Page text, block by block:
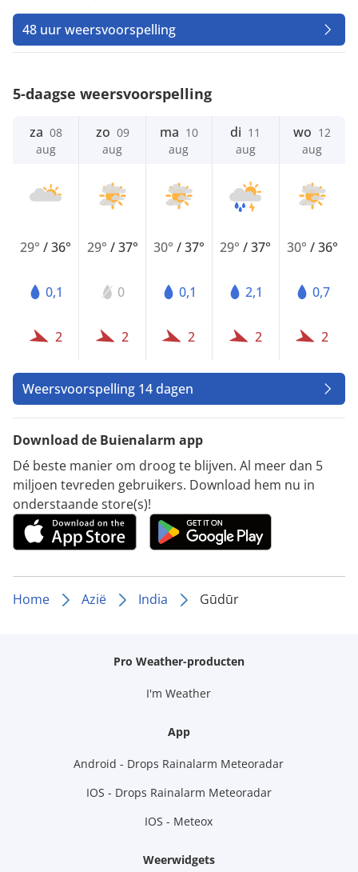
48 uur weersvoorspelling
5-daagse weersvoorspelling
za 08
aug
29°/36°
0,1
2
zo 09
aug
29° /37°
0
2
ma 10
aug
30° /37°
0,1
2
di 11
aug
29°/37°
2,1
2
wo 12
aug
30° /36°
0,7
2
Weersvoorspelling 14 dagen
Download de Buienalarm app
Dé beste manier om droog te blijven. Al meer dan 5
miljoen tevreden gebruikers. Download hem nu in
onderstaande store(s)!
Home Azië India Gūdūr
Pro Weather-producten
I'm Weather
App
Android - Drops Rainalarm Meteoradar
IOS - Drops Rainalarm Meteoradar
IOS - Meteox
Weerwidgets